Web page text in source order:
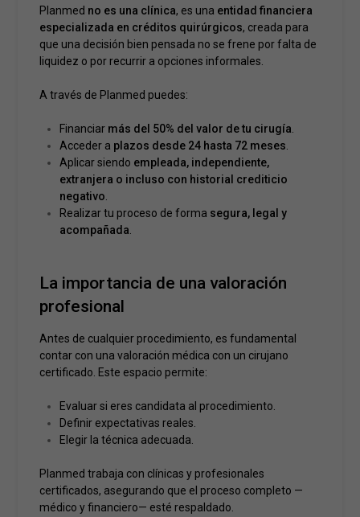
Planmed no es una clínica, es una entidad financiera
especializada en créditos quirúrgicos, creada para
que una decisión bien pensada no se frene por falta de
liquidez o por recurrir a opciones informales.
A través de Planmed puedes:
Financiar más del 50% del valor de tu cirugía
Acceder a plazos desde 24 hasta 72 meses
Aplicar siendo empleada, independiente,
extranjera o incluso con historial crediticio
negativo
Realizar tu proceso de forma segura, legal y
acompañada
La importancia de una valoración
profesional
Antes de cualquier procedimiento, es fundamental
contar con una valoración médica con un cirujano
certificado. Este espacio permite:
Evaluar si eres candidata al procedimiento.
Definir expectativas reales.
Elegir la técnica adecuada.
Planmed trabaja con clínicas y profesionales
certificados, asegurando que el proceso completo —
médico y financiero— esté respaldado.